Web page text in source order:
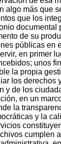
algo más que
que los
documental
de su
públicas en
en primer
unos
la propia
los derechos
y de los
en un
la
y la
cumplen